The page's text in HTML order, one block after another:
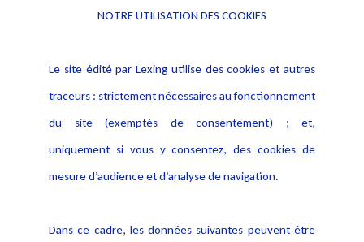
Alerte professionnelle
Déclaration d'accessibilité
Notice Légale
Politique de protection des
données
Publications
NOTRE UTILISATION DES COOKIES
Le site édité par Lexing utilise des cookies et autres
traceurs : strictement nécessaires au fonctionnement
du site (exemptés de consentement) ; et,
uniquement si vous y consentez, des cookies de
mesure d’audience et d’analyse de navigation.
Dans ce cadre, les données suivantes peuvent être